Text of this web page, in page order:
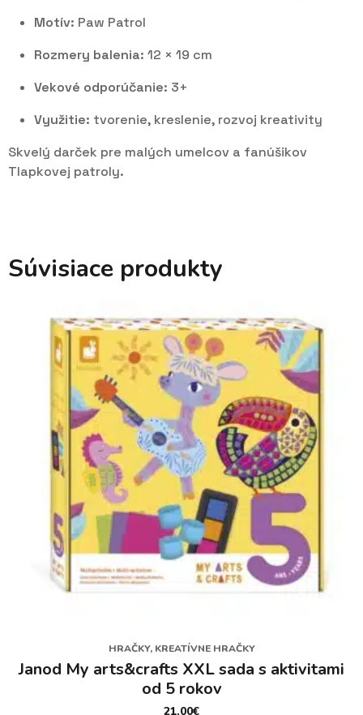
Motív: Paw Patrol
Rozmery balenia: 12 × 19 cm
Vekové odporúčanie: 3+
Využitie: tvorenie, kreslenie, rozvoj kreativity
Skvelý darček pre malých umelcov a fanúšikov
Tlapkovej patroly.
Súvisiace produkty
HRAČKY, KREATÍVNE HRAČKY
Janod My arts&crafts XXL sada s aktivitami
od 5 rokov
21,00€